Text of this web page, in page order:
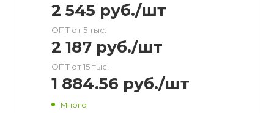
2 545 руб./шт
ОПТ от 5 тыс.
2 187 руб./шт
ОПТ от 15 тыс.
1 884.56 руб./шт
Много